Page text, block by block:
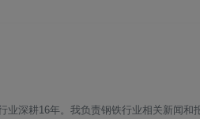
深耕16年。我负责钢铁行业相关新闻和